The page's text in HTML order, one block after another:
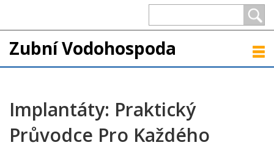
Zubní Vodohospoda
Implantáty: Praktický
Průvodce Pro Každého